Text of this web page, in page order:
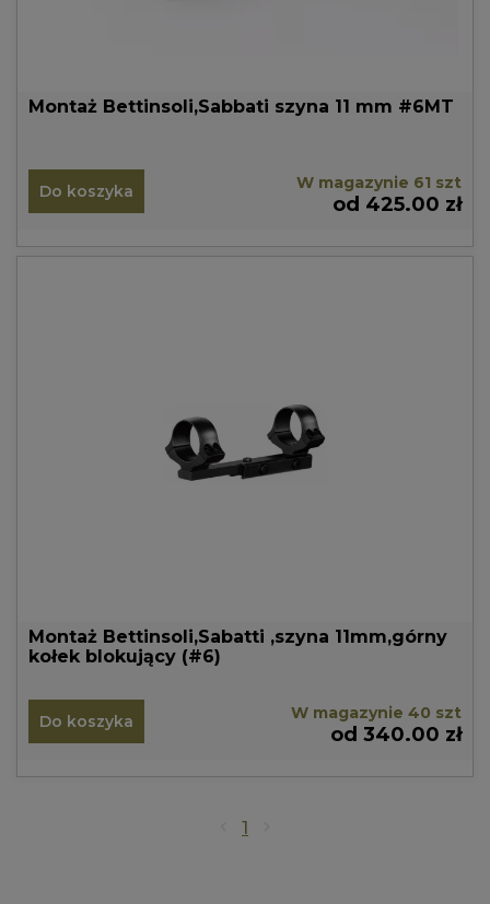
Montaż Bettinsoli,Sabbati szyna 11 mm #6MT
Do koszyka W magazynie 61 szt
od 425.00 zł
Montaż Bettinsoli,Sabatti ,szyna 11mm,górny
kołek blokujący (#6)
Do koszyka W magazynie 40 szt
od 340.00 zł
1